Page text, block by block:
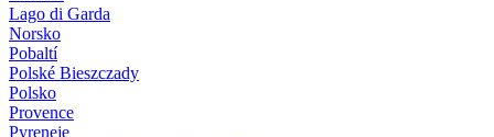
Lago di Garda
Norsko
Pobaltí
Polské Bieszczady
Polsko
Provence
Pyreneje